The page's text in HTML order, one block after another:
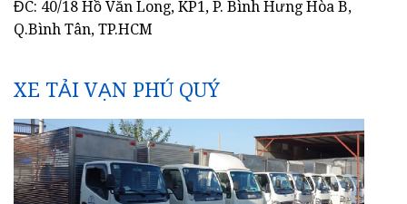
ĐC: 40/18 Hồ Văn Long, KP1, P. Bình Hưng Hòa B,
Q.Bình Tân, TP.HCM
XE TẢI VẠN PHÚ QUÝ